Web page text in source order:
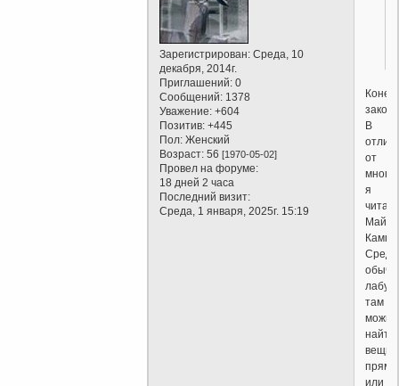
Зарегистрирован: Среда, 10
декабря, 2014г.
Приглашений: 0
Сообщений: 1378
Уважение: +604
Позитив: +445
Пол: Женский
Возраст: 56[1970-05-02]
Провел на форуме:
18 дней 2 часа
Последний визит:
Среда, 1 января, 2025г. 15:19
В
от
я
Майн
Среди
там
можно
найти
вещи
прямо
или